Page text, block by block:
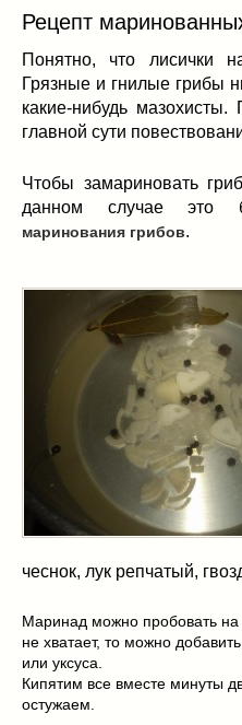
Новогоднее меню(9)
Рецепт
Понятно, что лисички
Грязные и гнилые грибы
какие-нибудь
главной сути
Чтобы замариновать
данном случае это
маринования грибов.
чеснок, лук репчатый,
Маринад можно пробовать на
не хватает, то можно
или уксуса.
Кипятим все вместе минуты
остужаем.